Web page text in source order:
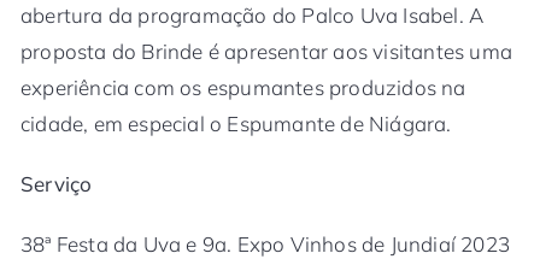
abertura da programação do Palco Uva Isabel. A
proposta do Brinde é apresentar aos visitantes uma
experiência com os espumantes produzidos na
cidade, em especial o Espumante de Niágara.
Serviço
38ª Festa da Uva e 9a. Expo Vinhos de Jundiaí 2023